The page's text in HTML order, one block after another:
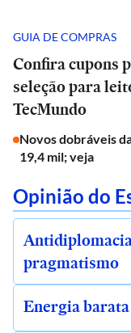
GUIA DE COMPRAS
Confira cupons
seleção para
TecMundo
Novos dobráveis
19,4 mil; veja
Opinião do
pragmatismo
Energia